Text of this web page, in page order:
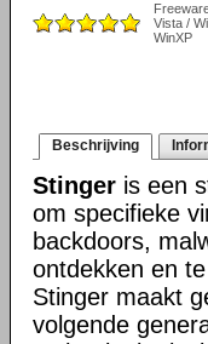
Vista /
WinXP
Beschrijving
Stinger is een
om specifieke
backdoors,
ontdekken en
Stinger maakt
volgende